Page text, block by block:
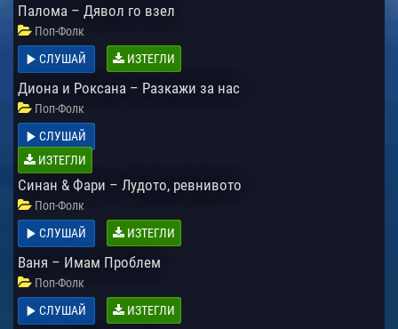
Палома – Дявол го взел
Поп-Фолк
СЛУШАЙ
ИЗТЕГЛИ
Диона и Роксана – Разкажи за нас
Поп-Фолк
СЛУШАЙ
ИЗТЕГЛИ
Синан & Фари – Лудото, ревнивото
Поп-Фолк
СЛУШАЙ
ИЗТЕГЛИ
Ваня – Имам Проблем
Поп-Фолк
СЛУШАЙ
ИЗТЕГЛИ